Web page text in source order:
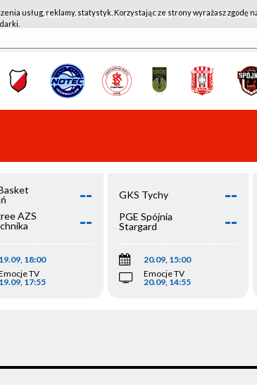
WKK ACTIVE HOTEL WROCŁAW - KSK QEMETICA
--
AZS
--
19.09, 18:00
TV
19.09, 17:55
GKS Tychy --
PGE Spójnia
Stargard
--
20.09, 15:00
Emocje TV
20.09, 14:55
usług, reklamy, statystyk. Korzystając ze strony wyrażasz zgodę